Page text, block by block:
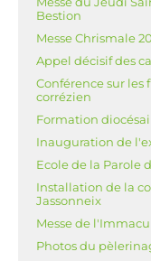
Bestion
Messe Chrismale
Appel décisif des
Conférence sur
corrézien
Formation
Inauguration de
Ecole de la Parole
Installation de la
Jassonneix
Messe de
Photos du